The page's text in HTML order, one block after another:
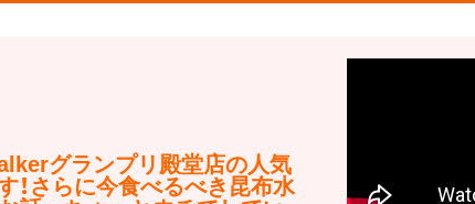
グランプリ殿堂店の人気
！さらに今食べるべき昆布水